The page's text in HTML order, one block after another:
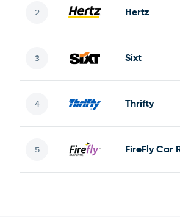
Hertz
Sixt
Thrifty
FireFly Car